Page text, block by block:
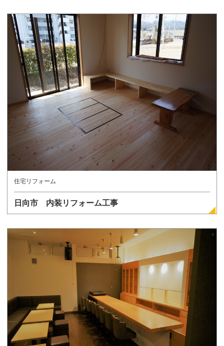
住宅リフォーム
日向市 内装リフォーム工事
詳しく見る
詳しく見る